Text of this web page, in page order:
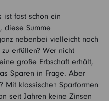
ist fast schon ein
diese Summe
nebenbei vielleicht noch
erfüllen? Wer nicht
große Erbschaft erhält,
Sparen in Frage. Aber
Mit klassischen Sparformen
seit Jahren keine Zinsen